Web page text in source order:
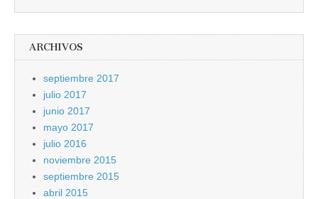
ARCHIVOS
septiembre 2017
julio 2017
junio 2017
mayo 2017
julio 2016
noviembre 2015
septiembre 2015
abril 2015